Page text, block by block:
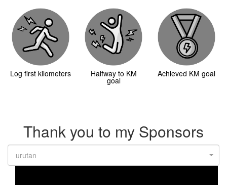
Log first kilometers Halfway to KM
goal
Achieved KM goal
Thank you to my Sponsors
urutan